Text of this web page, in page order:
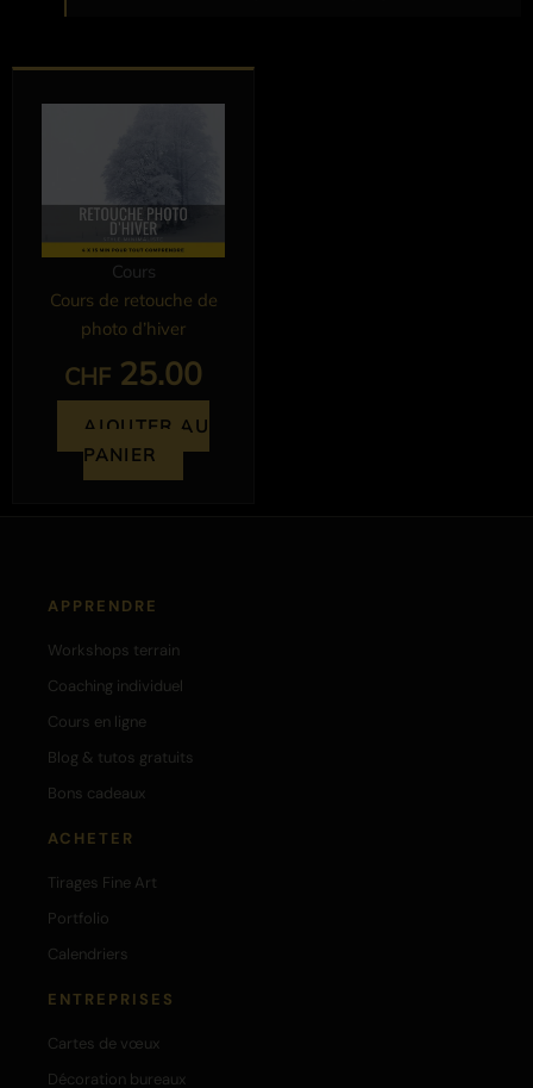
Cours
Cours de retouche de
photo d’hiver
CHF 25.00
AJOUTER AU
PANIER
APPRENDRE
Workshops terrain
Coaching individuel
Cours en ligne
Blog & tutos gratuits
Bons cadeaux
ACHETER
Tirages Fine Art
Portfolio
Calendriers
ENTREPRISES
Cartes de vœux
Décoration bureaux